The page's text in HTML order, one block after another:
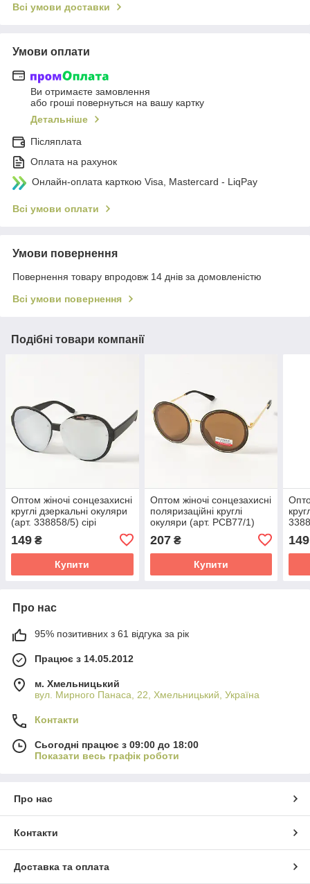
Всі умови доставки
Умови оплати
Ви отримаєте замовлення
або гроші повернуться на вашу картку
Детальніше
Післяплата
Оплата на рахунок
Онлайн-оплата карткою Visa, Mastercard - LiqPay
Всі умови оплати
Умови повернення
Повернення товару впродовж 14 днів за домовленістю
Всі умови повернення
Подібні товари компанії
Оптом жіночі сонцезахисні
круглі дзеркальні окуляри
(арт. 338858/5) сірі
149 ₴
Купити
Оптом жіночі сонцезахисні
поляризаційні круглі
окуляри (арт. PCB77/1)
207₴
Купити
149
Про нас
95% позитивних з 61 відгука за рік
Працює з 14.05.2012
м. Хмельницький
вул. Мирного Панаса, 22, Хмельницький, Україна
Контакти
Сьогодні працює з 09:00 до 18:00
Показати весь графік роботи
Про нас
Контакти
Доставка та оплата